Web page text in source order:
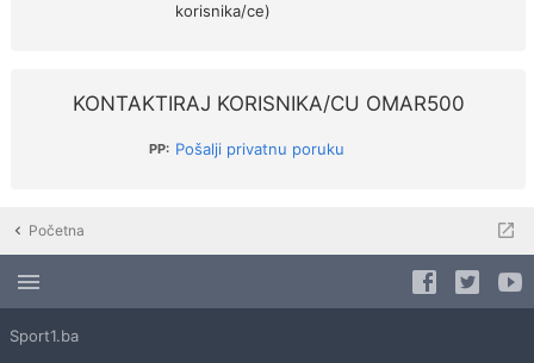
korisnika/ce)
KONTAKTIRAJ KORISNIKA/CU OMAR500
PP: Pošalji privatnu poruku
Početna
Sport1.ba